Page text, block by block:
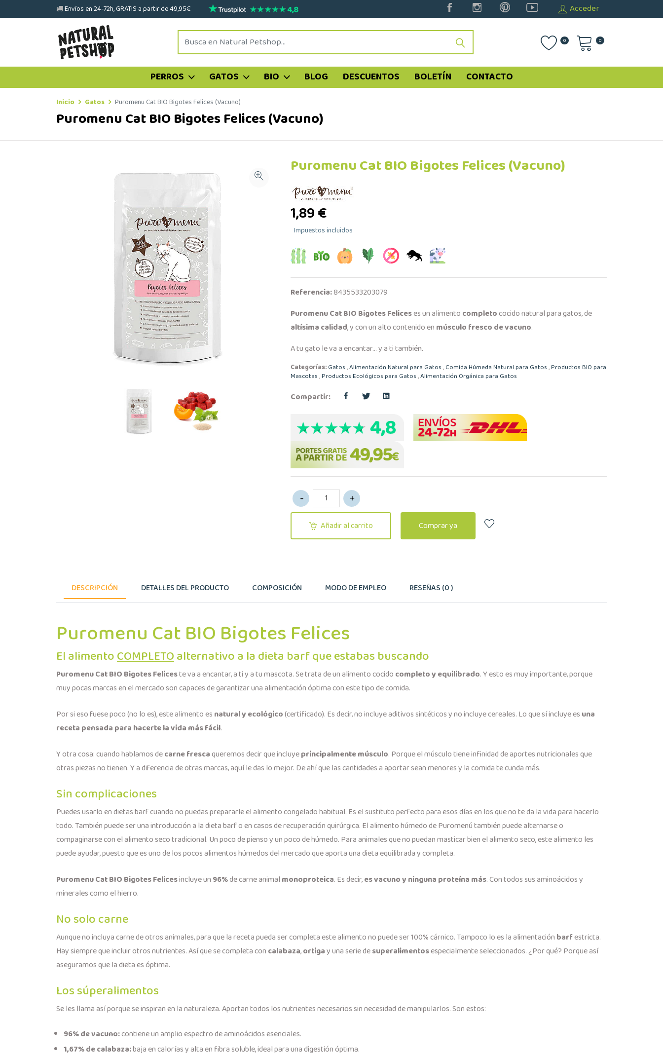
Envíos en 24-72h, GRATIS a partir de 49,95€ Acceder
0 0
PERROS GATOS BIO BLOG DESCUENTOS BOLETÍN CONTACTO
Inicio Gatos Puromenu Cat BIO Bigotes Felices (Vacuno)
Puromenu Cat BIO Bigotes Felices (Vacuno)
Puromenu Cat BIO Bigotes Felices (Vacuno)
1,89 €
Impuestos incluidos
Referencia:8435533203079
Puromenu Cat BIO Bigotes Feliceses un alimentocompletococido natural para gatos, de
altísima calidad, y con un alto contenido enmúsculo fresco de vacuno.
A tu gato le va a encantar... y a ti también.
Categorías:Gatos,Alimentación Natural para Gatos,Comida Húmeda Natural para Gatos,Productos BIO para
Mascotas,Productos Ecológicos para Gatos,Alimentación Orgánica para Gatos
Compartir:
Añadir al carrito Comprar ya
DESCRIPCIÓN DETALLES DEL PRODUCTO COMPOSICIÓN MODO DE EMPLEO RESEÑAS (0 )
Puromenu Cat BIO Bigotes Felices
El alimentoCOMPLETOalternativo a la dieta barf que estabas buscando
Puromenu Cat BIO Bigotes Feliceste va a encantar, a ti y a tu mascota. Se trata de un alimento cocidocompleto y equilibrado. Y esto es muy importante, porque
muy pocas marcas en el mercado son capaces de garantizar una alimentación óptima con este tipo de comida.
Por si eso fuese poco (no lo es), este alimento esnatural y ecológico(certificado). Es decir, no incluye aditivos sintéticos y no incluye cereales. Lo que sí incluye esuna
receta pensada para hacerte la vida más fácil.
Y otra cosa: cuando hablamos decarne frescaqueremos decir que incluyeprincipalmente músculo. Porque el músculo tiene infinidad de aportes nutricionales que
otras piezas no tienen. Y a diferencia de otras marcas, aquí le das lo mejor. De ahí que las cantidades a aportar sean menores y la comida te cunda más.
Sin complicaciones
Puedes usarlo en dietas barf cuando no puedas prepararle el alimento congelado habitual. Es el sustituto perfecto para esos días en los que no te da la vida para hacerlo
todo. También puede ser una introducción a la dieta barf o en casos de recuperación quirúrgica. El alimento húmedo de Puromenú también puede alternarse o
compaginarse con el alimento seco tradicional. Un poco de pienso y un poco de húmedo. Para animales que no puedan masticar bien el alimento seco, este alimento les
puede ayudar, puesto que es uno de los pocos alimentos húmedos del mercado que aporta una dieta equilibrada y completa.
Puromenu Cat BIO Bigotes Felicesincluye un96%de carne animalmonoproteica. Es decir,es vacuno y ninguna proteína más. Con todos sus aminoácidos y
minerales como el hierro.
No solo carne
Aunque no incluya carne de otros animales, para que la receta pueda ser completa este alimento no puede ser 100% cárnico. Tampoco lo es la alimentaciónbarfestricta.
Hay siempre que incluir otros nutrientes. Así que se completa concalabaza,ortigay una serie desuperalimentosespecialmente seleccionados. ¿Por qué? Porque así
aseguramos que la dieta es óptima.
Los súperalimentos
Se les llama así porque se inspiran en la naturaleza. Aportan todos los nutrientes necesarios sin necesidad de manipularlos. Son estos:
96% de vacuno:contiene un amplio espectro de aminoácidos esenciales.
1,67% de calabaza:baja en calorías y alta en fibra soluble, ideal para una digestión óptima.